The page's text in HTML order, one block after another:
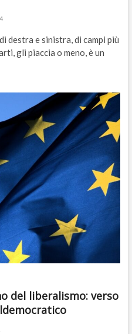
destra e sinistra, di campi più
gli piaccia o meno, è un
del liberalismo: verso